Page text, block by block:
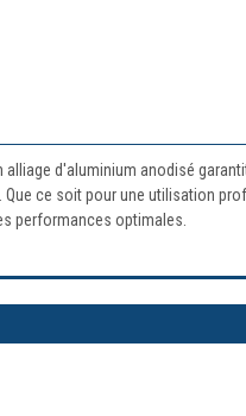
d'aluminium anodisé
ce soit pour une utilisation
performances optimales.